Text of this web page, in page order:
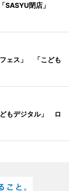
SASYU閉店」
ェス」 「こども
もデジタル」 ロ